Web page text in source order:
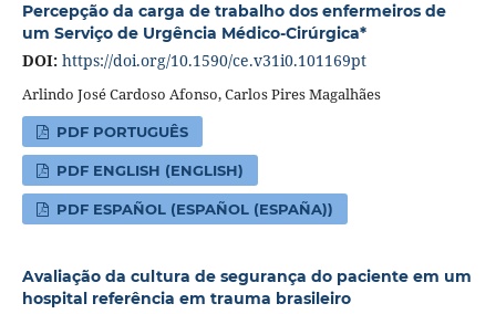
Percepção da carga de trabalho dos enfermeiros de
um Serviço de Urgência Médico-Cirúrgica*
DOI: https://doi.org/10.1590/ce.v31i0.101169pt
Arlindo José Cardoso Afonso, Carlos Pires Magalhães
PDF PORTUGUÊS
PDF ENGLISH (ENGLISH)
PDF ESPAÑOL (ESPAÑOL (ESPAÑA))
Avaliação da cultura de segurança do paciente em um
hospital referência em trauma brasileiro